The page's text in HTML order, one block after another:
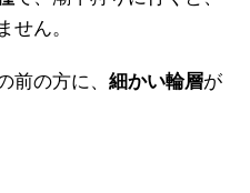
せん。
前の方に、 細かい輪層が